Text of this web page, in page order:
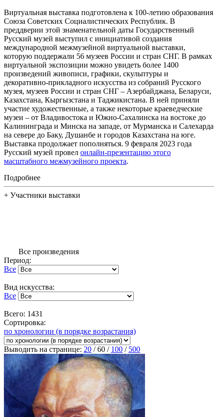
Виртуальная выставка подготовлена к 100-летию образования
Союза Советских Социалистических Республик. В
преддверии этой знаменательной даты Государственный
Русский музей выступил с инициативой создания
международной межмузейной виртуальной выставки,
которую поддержали 56 музеев России и стран СНГ. В рамках
виртуальной экспозиции можно увидеть более 1400
произведений живописи, графики, скульптуры и
декоративно-прикладного искусства из собраний Русского
музея, музеев России и стран СНГ – Азербайджана, Беларуси,
Казахстана, Кыргызстана и Таджикистана. В ней приняли
участие художественные, а также некоторые краеведческие
музеи – от Владивостока и Южно-Сахалинска на востоке до
Калининграда и Минска на западе, от Мурманска и Салехарда
на севере до Баку, Душанбе и городов Казахстана на юге.
Выставка продолжает пополняться. 9 февраля 2023 года
Русский музей провел онлайн-презентацию этого
масштабного межмузейного проекта.
Подробнее
+ Участники выставки
Все произведения
Период:
Все
Вид искусства:
Все
Всего: 1431
Сортировка:
по хронологии (в порядке возрастания)
Выводить на странице: 20 /60 / 100 / 500